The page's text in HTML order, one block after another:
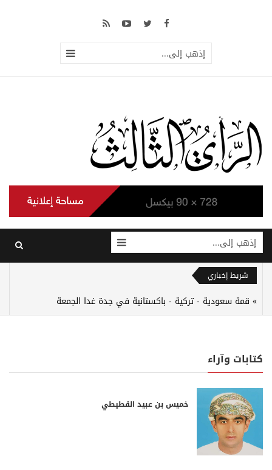
إذهب إلى...
إذهب إلى...
شريط إخباري
قمة سعودية - تركية - باكستانية في جدة غدا الجمعة
كتابات وآراء
خميس بن عبيد القطيطي